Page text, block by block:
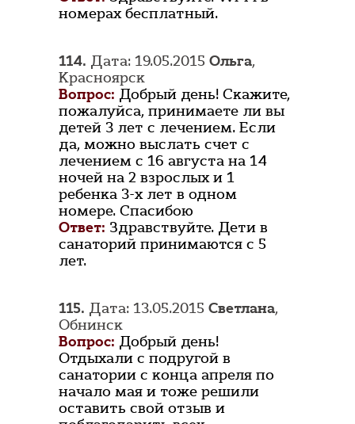
номерах бесплатный.
114. Дата: 19.05.2015 Ольга,
Красноярск
Вопрос: Добрый день! Скажите,
пожалуйса, принимаете ли вы
детей 3 лет с лечением. Если
да, можно выслать счет с
лечением с 16 августа на 14
ночей на 2 взрослых и 1
ребенка 3-х лет в одном
номере. Спасибою
Ответ: Здравствуйте. Дети в
санаторий принимаются с 5
лет.
115. Дата: 13.05.2015 Светлана,
Обнинск
Вопрос: Добрый день!
Отдыхали с подругой в
санатории с конца апреля по
начало мая и тоже решили
оставить свой отзыв и